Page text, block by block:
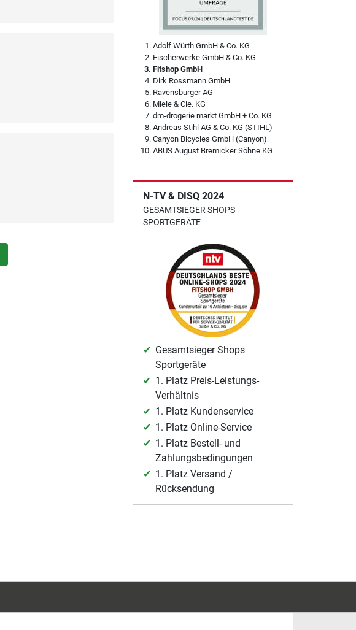
Adolf Würth GmbH & Co. KG
Fischerwerke GmbH & Co. KG
Fitshop GmbH
Dirk Rossmann GmbH
Ravensburger AG
Miele & Cie. KG
dm-drogerie markt GmbH + Co. KG
Andreas Stihl AG & Co. KG (STIHL)
Canyon Bicycles GmbH (Canyon)
ABUS August Bremicker Söhne KG
N-TV & DISQ 2024
GESAMTSIEGER SHOPS
SPORTGERÄTE
Gesamtsieger Shops
Sportgeräte
1. Platz Preis-Leistungs-
Verhältnis
1. Platz Kundenservice
1. Platz Online-Service
1. Platz Bestell- und
Zahlungsbedingungen
1. Platz Versand /
Rücksendung